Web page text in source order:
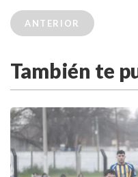
ANTERIOR
También te